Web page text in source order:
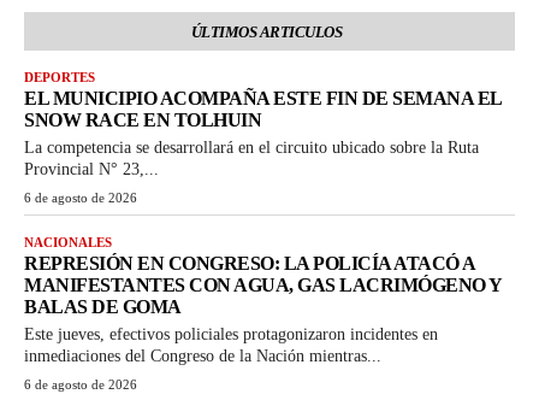
ÚLTIMOS ARTICULOS
DEPORTES
EL MUNICIPIO ACOMPAÑA ESTE FIN DE SEMANA EL
SNOW RACE EN TOLHUIN
La competencia se desarrollará en el circuito ubicado sobre la Ruta
Provincial N° 23,...
6 de agosto de 2026
NACIONALES
REPRESIÓN EN CONGRESO: LA POLICÍA ATACÓ A
MANIFESTANTES CON AGUA, GAS LACRIMÓGENO Y
BALAS DE GOMA
Este jueves, efectivos policiales protagonizaron incidentes en
inmediaciones del Congreso de la Nación mientras...
6 de agosto de 2026